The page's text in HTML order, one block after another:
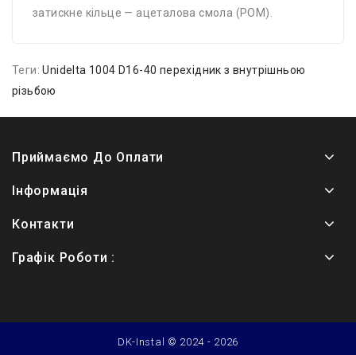
затискне кільце — ацеталова смола (POM).
Теги:Unidelta 1004 D16-40 перехідник з внутрішньою
різьбою
Приймаємо До Оплати
Інформація
Контакти
Графік Роботи :
DK-Instal © 2024 - 2026